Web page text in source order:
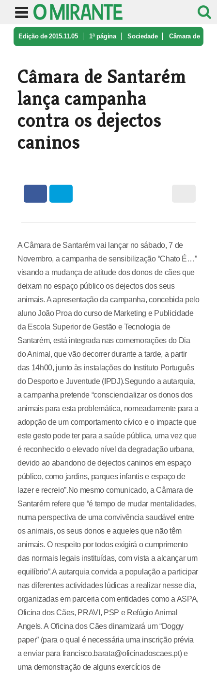
Edição de 2015.11.05 1ª página Sociedade Câmara de
Câmara de Santarém
lança campanha
contra os dejectos
caninos
A Câmara de Santarém vai lançar no sábado, 7 de
Novembro, a campanha de sensibilização “Chato É…”
visando a mudança de atitude dos donos de cães que
deixam no espaço público os dejectos dos seus
animais. A apresentação da campanha, concebida pelo
aluno João Proa do curso de Marketing e Publicidade
da Escola Superior de Gestão e Tecnologia de
Santarém, está integrada nas comemorações do Dia
do Animal, que vão decorrer durante a tarde, a partir
das 14h00, junto às instalações do Instituto Português
do Desporto e Juventude (IPDJ).Segundo a autarquia,
a campanha pretende “consciencializar os donos dos
animais para esta problemática, nomeadamente para a
adopção de um comportamento cívico e o impacte que
este gesto pode ter para a saúde pública, uma vez que
é reconhecido o elevado nível da degradação urbana,
devido ao abandono de dejectos caninos em espaço
público, como jardins, parques infantis e espaço de
lazer e recreio”.No mesmo comunicado, a Câmara de
Santarém refere que “é tempo de mudar mentalidades,
numa perspectiva de uma convivência saudável entre
os animais, os seus donos e aqueles que não têm
animais. O respeito por todos exigirá o cumprimento
das normais legais instituídas, com vista a alcançar um
equilíbrio”.A autarquia convida a população a participar
nas diferentes actividades lúdicas a realizar nesse dia,
organizadas em parceria com entidades como a ASPA,
Oficina dos Cães, PRAVI, PSP e Refúgio Animal
Angels. A Oficina dos Cães dinamizará um “Doggy
paper” (para o qual é necessária uma inscrição prévia
a enviar para francisco.barata@oficinadoscaes.pt) e
uma demonstração de alguns exercícios de